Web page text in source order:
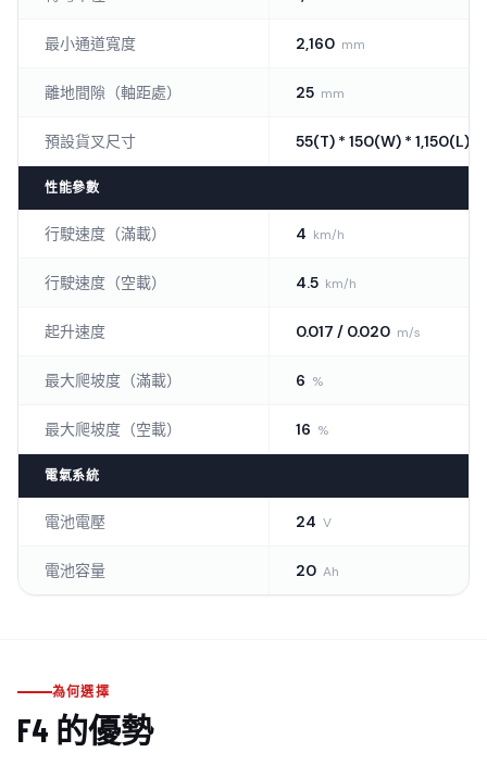
最小通道寬度 2,160 mm
離地間隙（軸距處） 25 mm
預設貨叉尺寸 55(T) * 150(W) * 1,150(L)
性能參數
行駛速度（滿載） 4 km/h
行駛速度（空載） 4.5 km/h
起升速度 0.017 / 0.020 m/s
最大爬坡度（滿載） 6 %
最大爬坡度（空載） 16 %
電氣系統
電池電壓 24 V
電池容量 20 Ah
為何選擇
F4 的優勢